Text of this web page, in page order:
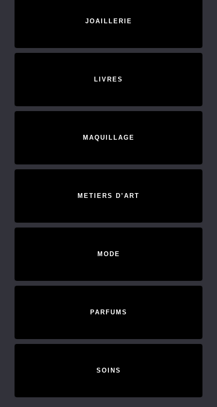
JOAILLERIE
LIVRES
MAQUILLAGE
METIERS D’ART
MODE
PARFUMS
SOINS